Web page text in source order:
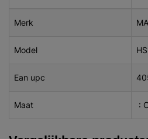
Merk
Model
Ean upc
Maat :